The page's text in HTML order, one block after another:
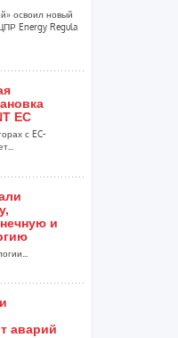
освоил новый
Energy Regula
EC
с EC-
и
аварий